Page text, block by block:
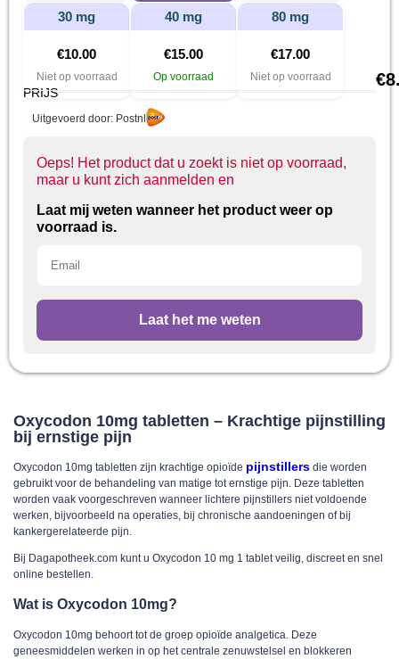
30 mg
€10.00
Niet op voorraad
40 mg
€15.00
Op voorraad
80 mg
€17.00
Niet op voorraad
PRIJS
€
Uitgevoerd door: Postnl
Oeps! Het product dat u zoekt is niet op voorraad,
maar u kunt zich aanmelden en
Laat mij weten wanneer het product weer op
voorraad is.
Laat het me weten
Oxycodon 10mg tabletten – Krachtige pijnstilling
bij ernstige pijn
Oxycodon 10mg tabletten zijn krachtige opioïde pijnstillers die worden
gebruikt voor de behandeling van matige tot ernstige pijn. Deze tabletten
worden vaak voorgeschreven wanneer lichtere pijnstillers niet voldoende
werken, bijvoorbeeld na operaties, bij chronische aandoeningen of bij
kankergerelateerde pijn.
Bij Dagapotheek.com kunt u Oxycodon 10 mg 1 tablet veilig, discreet en snel
online bestellen.
Wat is Oxycodon 10mg?
Oxycodon 10mg behoort tot de groep opioïde analgetica. Deze
geneesmiddelen werken in op het centrale zenuwstelsel en blokkeren